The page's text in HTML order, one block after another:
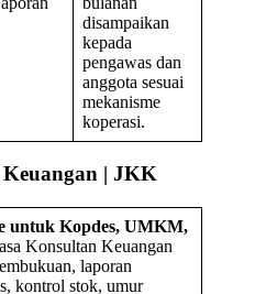
disampaikan
kepada
pengawas dan
anggota sesuai
mekanisme
koperasi.
| JKK
untuk Kopdes, UMKM,
Konsultan Keuangan
laporan
kontrol stok, umur